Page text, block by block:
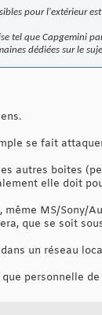
pour l'extérieur
tel que Capgemini
dédiées sur le
se fait
autres boites
elle doit
MS/Sony/
que se soit
un réseau
personnelle